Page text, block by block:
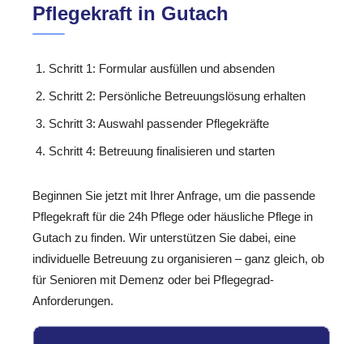
Pflegekraft in Gutach
Schritt 1: Formular ausfüllen und absenden
Schritt 2: Persönliche Betreuungslösung erhalten
Schritt 3: Auswahl passender Pflegekräfte
Schritt 4: Betreuung finalisieren und starten
Beginnen Sie jetzt mit Ihrer Anfrage, um die passende
Pflegekraft für die 24h Pflege oder häusliche Pflege in
Gutach zu finden. Wir unterstützen Sie dabei, eine
individuelle Betreuung zu organisieren – ganz gleich, ob
für Senioren mit Demenz oder bei Pflegegrad-
Anforderungen.